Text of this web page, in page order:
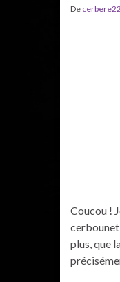
De cerbere22
Coucou !
plus, que